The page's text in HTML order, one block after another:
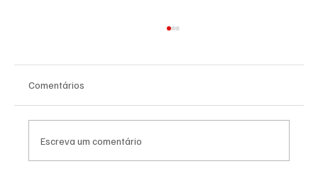
Comentários
Escreva um comentário